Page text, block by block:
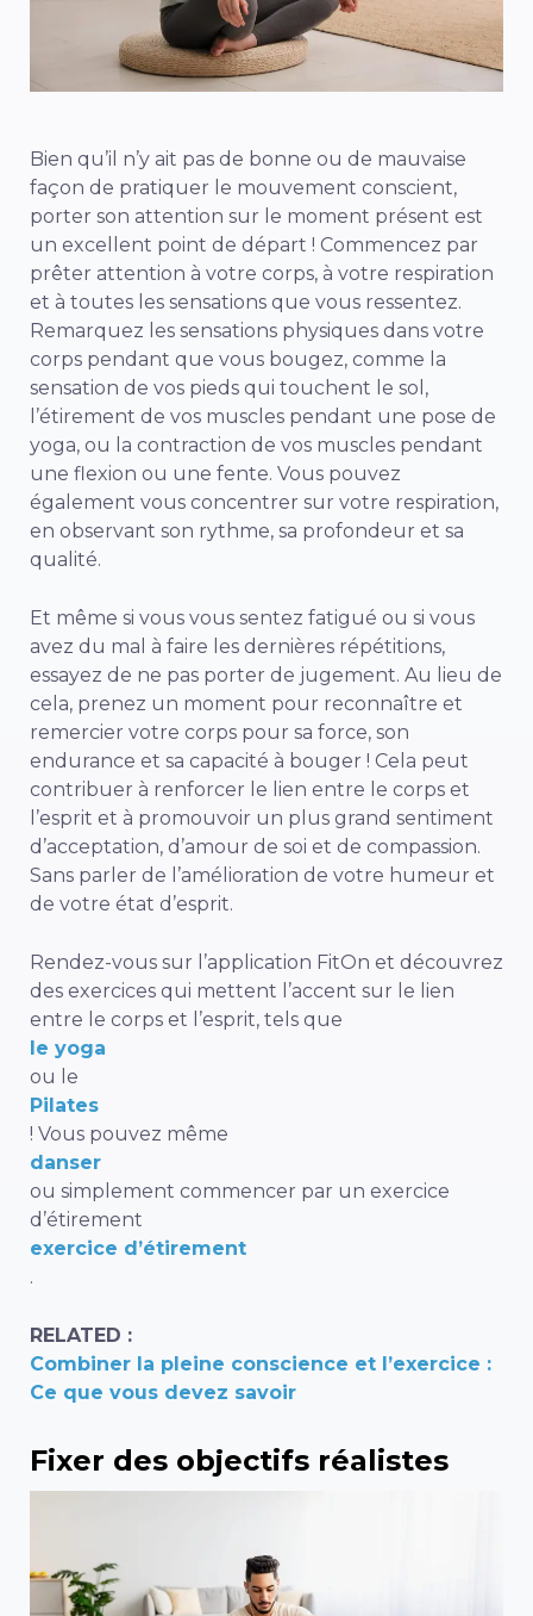
Bien qu’il n’y ait pas de bonne ou de mauvaise
façon de pratiquer le mouvement conscient,
porter son attention sur le moment présent est
un excellent point de départ ! Commencez par
prêter attention à votre corps, à votre respiration
et à toutes les sensations que vous ressentez.
Remarquez les sensations physiques dans votre
corps pendant que vous bougez, comme la
sensation de vos pieds qui touchent le sol,
l’étirement de vos muscles pendant une pose de
yoga, ou la contraction de vos muscles pendant
une flexion ou une fente. Vous pouvez
également vous concentrer sur votre respiration,
en observant son rythme, sa profondeur et sa
qualité.
Et même si vous vous sentez fatigué ou si vous
avez du mal à faire les dernières répétitions,
essayez de ne pas porter de jugement. Au lieu de
cela, prenez un moment pour reconnaître et
remercier votre corps pour sa force, son
endurance et sa capacité à bouger ! Cela peut
contribuer à renforcer le lien entre le corps et
l’esprit et à promouvoir un plus grand sentiment
d’acceptation, d’amour de soi et de compassion.
Sans parler de l’amélioration de votre humeur et
de votre état d’esprit.
Rendez-vous sur l’application FitOn et découvrez
des exercices qui mettent l’accent sur le lien
entre le corps et l’esprit, tels que
le yoga
ou le
Pilates
! Vous pouvez même
danser
ou simplement commencer par un exercice
d’étirement
exercice d’étirement
.
RELATED :
Combiner la pleine conscience et l’exercice :
Ce que vous devez savoir
Fixer des objectifs réalistes